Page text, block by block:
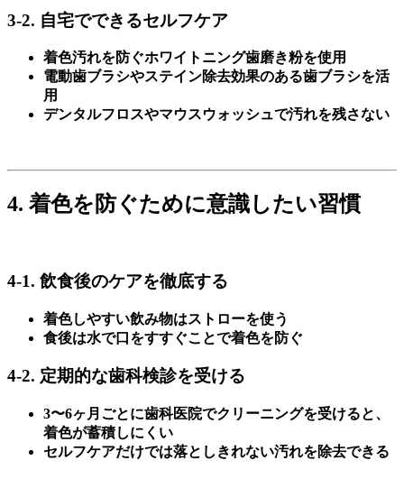
3-2. 自宅でできるセルフケア
着色汚れを防ぐホワイトニング歯磨き粉を使用
電動歯ブラシやステイン除去効果のある歯ブラシを活
用
デンタルフロスやマウスウォッシュで汚れを残さない
4. 着色を防ぐために意識したい習慣
4-1. 飲食後のケアを徹底する
着色しやすい飲み物はストローを使う
食後は水で口をすすぐことで着色を防ぐ
4-2. 定期的な歯科検診を受ける
3〜6ヶ月ごとに歯科医院でクリーニングを受けると、
着色が蓄積しにくい
セルフケアだけでは落としきれない汚れを除去できる